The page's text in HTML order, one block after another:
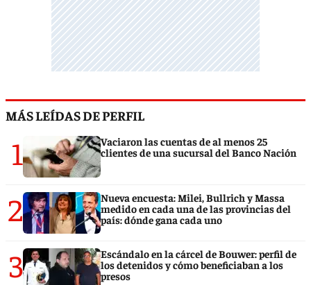
MÁS LEÍDAS DE PERFIL
1
Vaciaron las cuentas de al menos 25
clientes de una sucursal del Banco Nación
2
Nueva encuesta: Milei, Bullrich y Massa
medido en cada una de las provincias del
país: dónde gana cada uno
3
Escándalo en la cárcel de Bouwer: perfil de
los detenidos y cómo beneficiaban a los
presos